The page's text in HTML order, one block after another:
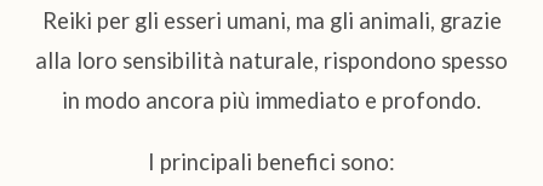
Reiki per gli esseri umani, ma gli animali, grazie
alla loro sensibilità naturale, rispondono spesso
in modo ancora più immediato e profondo.
I principali benefici sono: